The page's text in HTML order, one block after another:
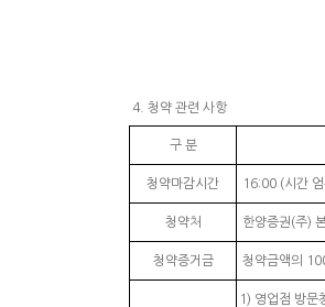
4. 청약 관련 사항
구 분
청약마감시간 16:00 (시간
청약처 한양증권(주)
청약증거금 청약금액의
1) 영업점 방문